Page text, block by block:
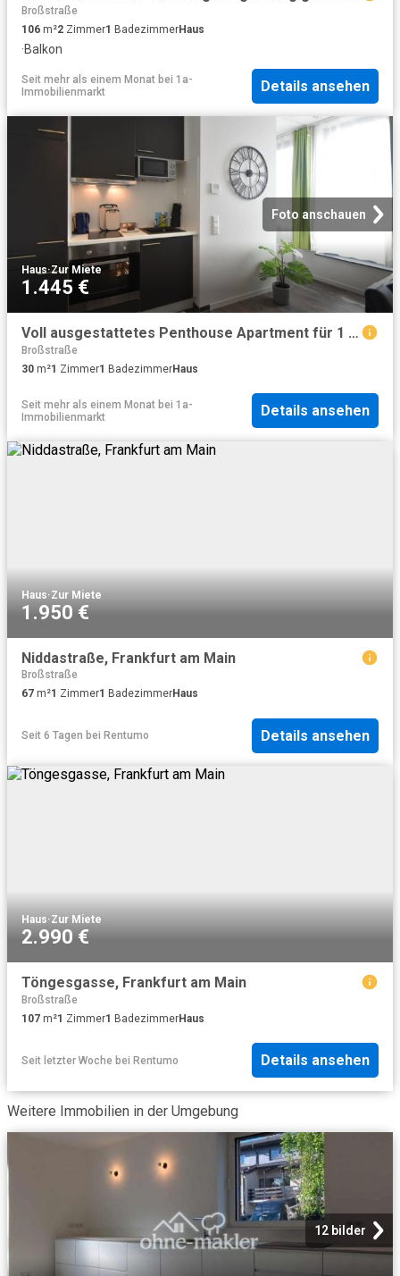
Broßstraße
106 m²2 Zimmer1 BadezimmerHaus
·Balkon
Seit mehr als einem Monat bei 1a-
Immobilienmarkt
Details ansehen
Foto anschauen
Haus·Zur Miete
1.445 €
Voll ausgestattetes Penthouse Apartment für 1 Person, zentral in Frankfurt Niederrad
Broßstraße
30 m²1 Zimmer1 BadezimmerHaus
Seit mehr als einem Monat bei 1a-
Immobilienmarkt
Details ansehen
Haus·Zur Miete
1.950 €
Niddastraße, Frankfurt am Main
Broßstraße
67 m²1 Zimmer1 BadezimmerHaus
Seit 6 Tagen bei Rentumo Details ansehen
Haus·Zur Miete
2.990 €
Töngesgasse, Frankfurt am Main
Broßstraße
107 m²1 Zimmer1 BadezimmerHaus
Seit letzter Woche bei Rentumo Details ansehen
Weitere Immobilien in der Umgebung
12 bilder